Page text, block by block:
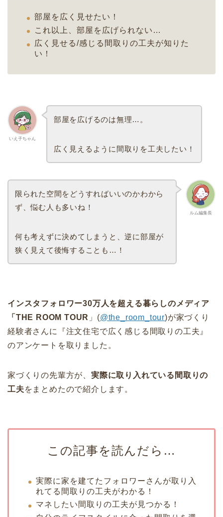
部屋を広く見せたい！
これ以上、部屋を広げられない…
広く見せる/感じる間取りの工夫が知りた
い！
いえ子ちゃん
部屋を広げるのは無理…。
広く見えるように間取りを工夫したい！
ルム編集長
限られた空間をどうすればいいのかわから
ず、悩む人も多いね！
何も考えずに決めてしまうと、逆に部屋が
狭く見えて後悔することも…！
インスタフォロワー30万人を超える暮らしのメディア
「THE ROOM TOUR 」(@the_room_tour)が家づくり
経験者さんに『注文住宅で広く感じる間取りの工夫』
のアンケートを取りました。
家づくりの先輩方が、 実際に取り入れている間取りの
工夫をまとめたので紹介します。
この記事を読んだら…
実際に家を建てたフォロワーさんが取り入
れてる間取りの工夫がわかる！
マネしたい間取りの工夫が見つかる！